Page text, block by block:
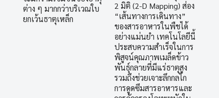
ต่าง ๆ มากกว่าบริเวณใบ
ยกเว้นธาตุเหล็ก
2 มิติ (2-D Mapping) ส่อง
“เส้นทางการเดินทาง”
ของสารอาหารในพืชได้
อย่างแม่นยำ เทคโนโลยีนี้
ประสบความสำเร็จในการ
พิสูจน์คุณภาพเมล็ดข้าว
พันธุ์กลายที่มีแร่ธาตุสูง
รวมถึงช่วยเจาะลึกกลไก
การดูดซึมสารอาหารและ